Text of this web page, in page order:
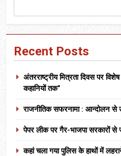
Recent Posts
अंतरराष्ट्रीय मित्रता दिवस पर
कहानियों तक”
राजनीतिक सफरनामा : आन्दोलन से
पेपर लीक पर गैर-भाजपा सरकारों से
कहां चला गया पुलिस के हाथों में